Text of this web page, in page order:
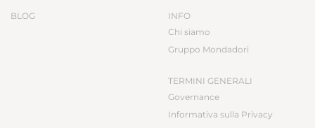
BLOG
INFO
Chi siamo
Gruppo Mondadori
TERMINI GENERALI
Governance
Informativa sulla Privacy